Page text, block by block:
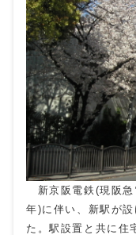
新京阪電鉄(現阪急
年)に伴い、新駅が
た。駅設置と共に住